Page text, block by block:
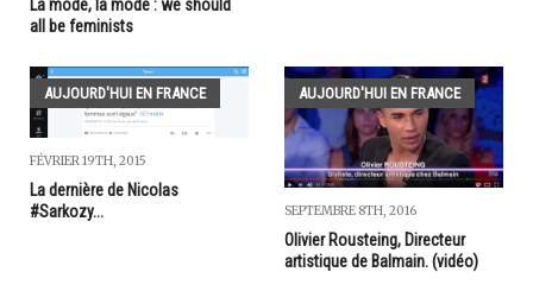
La mode, la mode : we should
all be feminists
AUJOURD'HUI EN FRANCE
FÉVRIER 19TH, 2015
La dernière de Nicolas
#Sarkozy...
AUJOURD'HUI EN FRANCE
SEPTEMBRE 8TH, 2016
Olivier Rousteing, Directeur
artistique de Balmain. (vidéo)